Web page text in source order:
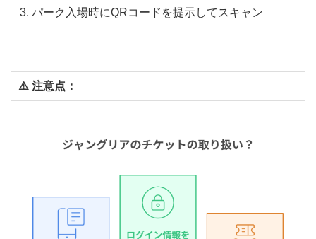
パーク入場時にQRコードを提示してスキャン
⚠️ 注意点：